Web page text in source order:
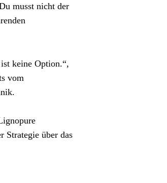
musst nicht der
keine Option.“,
vom
Strategie über das